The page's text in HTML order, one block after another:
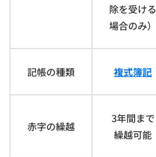
除を受ける
場合のみ）
記帳の種類 複式簿記
赤字の繰越
3年間まで
繰越可能